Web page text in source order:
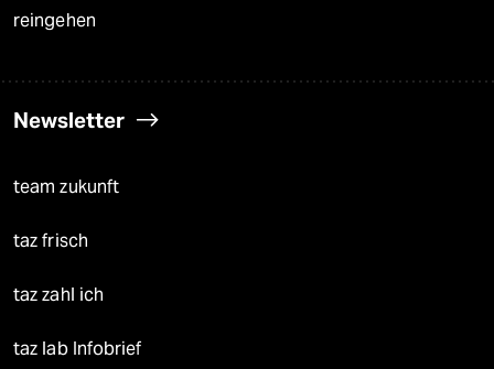
reingehen
Newsletter
team zukunft
taz frisch
taz zahl ich
taz lab Infobrief